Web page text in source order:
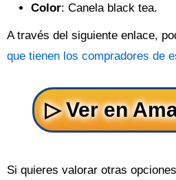
Color: Canela black tea.
A través del siguiente enlace,
que tienen los compradores de
Si quieres valorar otras